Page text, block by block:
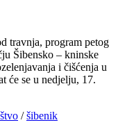
travnja, program petog
Šibensko – kninske
i čišćenja u
će se u nedjelju, 17.
/šibenik